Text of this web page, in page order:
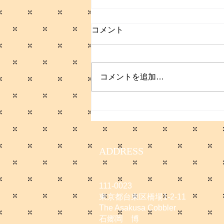
コメント
コメントを追加…
ADDRESS
111-0023
東京都台東区橋場1-2-11
The Asakusa Cobbler
石郷岡 博